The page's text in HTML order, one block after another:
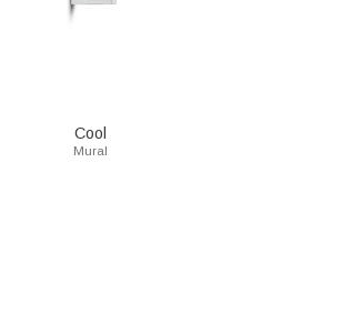
Cool
Mural